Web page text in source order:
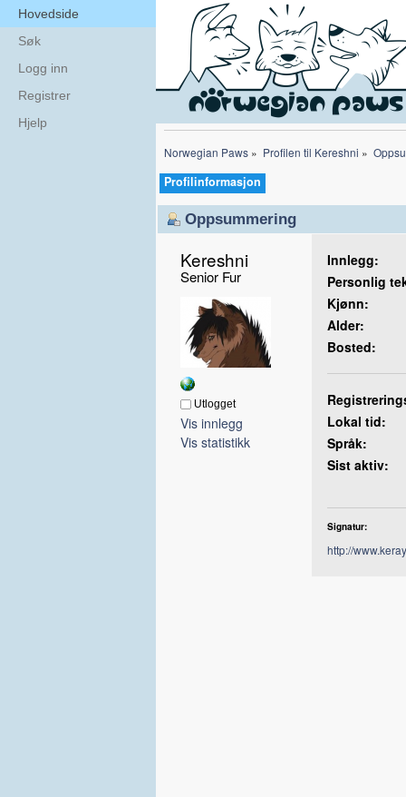
Hovedside
Søk
Logg inn
Registrer
Hjelp
Norwegian Paws » Profilen til Kereshni »
Profilinformasjon
Oppsummering
Kereshni
Senior Fur
Utlogget
Vis innlegg
Vis statistikk
Innlegg:
Personlig
Kjønn:
Alder:
Bosted:
Lokal tid:
Språk:
Sist aktiv:
Signatur:
http://